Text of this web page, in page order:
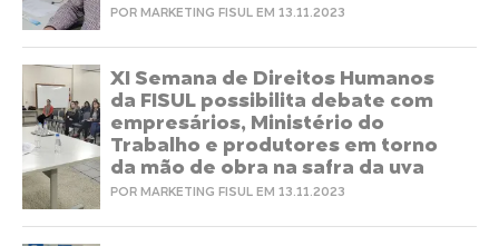
POR MARKETING FISUL EM 13.11.2023
XI Semana de Direitos Humanos
da FISUL possibilita debate com
empresários, Ministério do
Trabalho e produtores em torno
da mão de obra na safra da uva
POR MARKETING FISUL EM 13.11.2023